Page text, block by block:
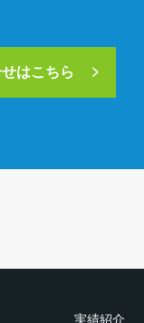
はこちら
実績紹介